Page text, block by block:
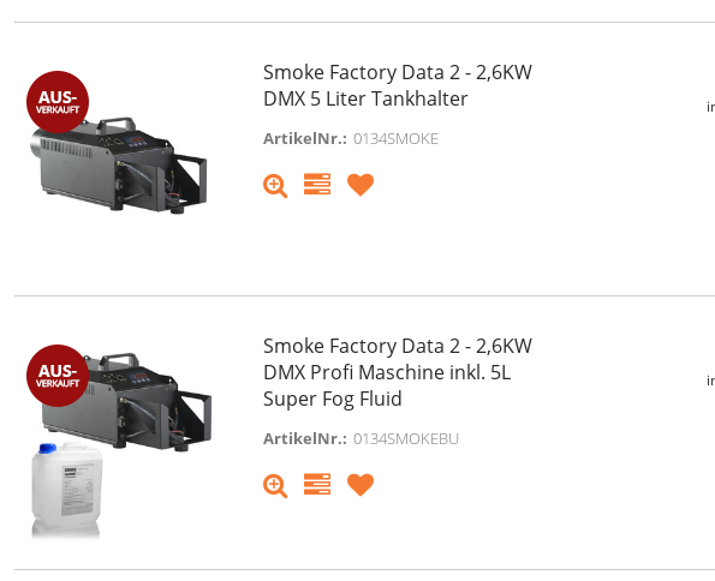
Smoke Factory Data 2 - 2,6KW
DMX 5 Liter Tankhalter
ArtikelNr.: 0134SMOKE
Smoke Factory Data 2 - 2,6KW
DMX Profi Maschine inkl. 5L
Super Fog Fluid
ArtikelNr.: 0134SMOKEBU